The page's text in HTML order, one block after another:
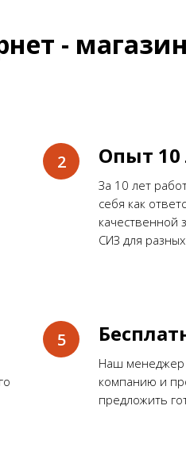
-
Опыт 10
За 10 лет
себя как
СИЗ для
Наш менеджер
компанию и
предложить